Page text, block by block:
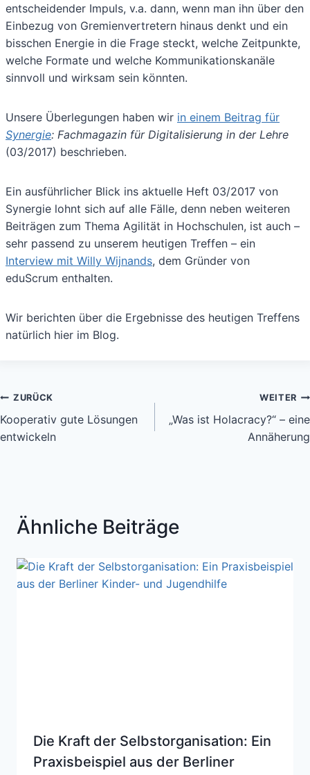
entscheidender Impuls, v.a. dann, wenn man ihn über den
Einbezug von Gremienvertretern hinaus denkt und ein
bisschen Energie in die Frage steckt, welche Zeitpunkte,
welche Formate und welche Kommunikationskanäle
sinnvoll und wirksam sein könnten.
Unsere Überlegungen haben wir in einem Beitrag für
Synergie: Fachmagazin für Digitalisierung in der Lehre
(03/2017) beschrieben.
Ein ausführlicher Blick ins aktuelle Heft 03/2017 von
Synergie lohnt sich auf alle Fälle, denn neben weiteren
Beiträgen zum Thema Agilität in Hochschulen, ist auch –
sehr passend zu unserem heutigen Treffen – ein
Interview mit Willy Wijnands, dem Gründer von
eduScrum enthalten.
Wir berichten über die Ergebnisse des heutigen Treffens
natürlich hier im Blog.
Beitragsnavigation
ZURÜCK
Kooperativ gute Lösungen
entwickeln
WEITER
„Was ist Holacracy?“ – eine
Annäherung
Ähnliche Beiträge
Die Kraft der Selbstorganisation: Ein
Praxisbeispiel aus der Berliner